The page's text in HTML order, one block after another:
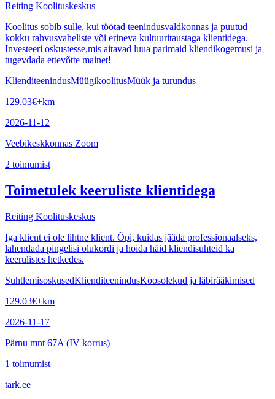
Reiting Koolituskeskus
Koolitus sobib sulle, kui töötad teenindusvaldkonnas ja puutud
kokku rahvusvaheliste või erineva kultuuritaustaga klientidega.
Investeeri oskustesse,mis aitavad luua parimaid kliendikogemusi ja
tugevdada ettevõtte mainet!
KlienditeenindusMüügikoolitusMüük ja turundus
129.03€+km
2026-11-12
Veebikeskkonnas Zoom
2 toimumist
Toimetulek keeruliste klientidega
Reiting Koolituskeskus
Iga klient ei ole lihtne klient. Õpi, kuidas jääda professionaalseks,
lahendada pingelisi olukordi ja hoida häid kliendisuhteid ka
keerulistes hetkedes.
SuhtlemisoskusedKlienditeenindusKoosolekud ja läbirääkimised
129.03€+km
2026-11-17
Pärnu mnt 67A (IV korrus)
1 toimumist
tark.ee